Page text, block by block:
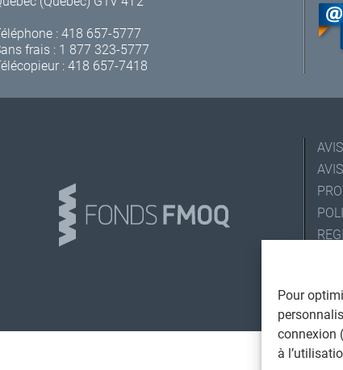
Pour
connexion (
à
:418 657-5777
frais : 1 877 323-5777
: 418 657-7418
©